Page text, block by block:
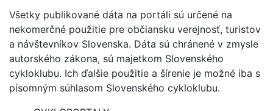
Všetky publikované dáta na portáli sú určené na
nekomerčné použitie pre občiansku verejnosť, turistov
a návštevníkov Slovenska. Dáta sú chránené v zmysle
autorského zákona, sú majetkom Slovenského
cykloklubu. Ich ďalšie použitie a šírenie je možné iba s
písomným súhlasom Slovenského cykloklubu.